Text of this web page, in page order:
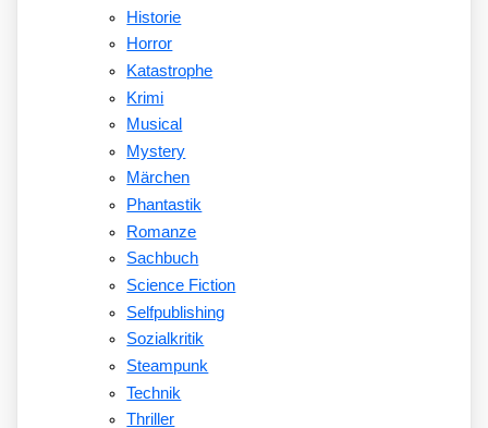
Historie
Horror
Katastrophe
Krimi
Musical
Mystery
Märchen
Phantastik
Romanze
Sachbuch
Science Fiction
Selfpublishing
Sozialkritik
Steampunk
Technik
Thriller